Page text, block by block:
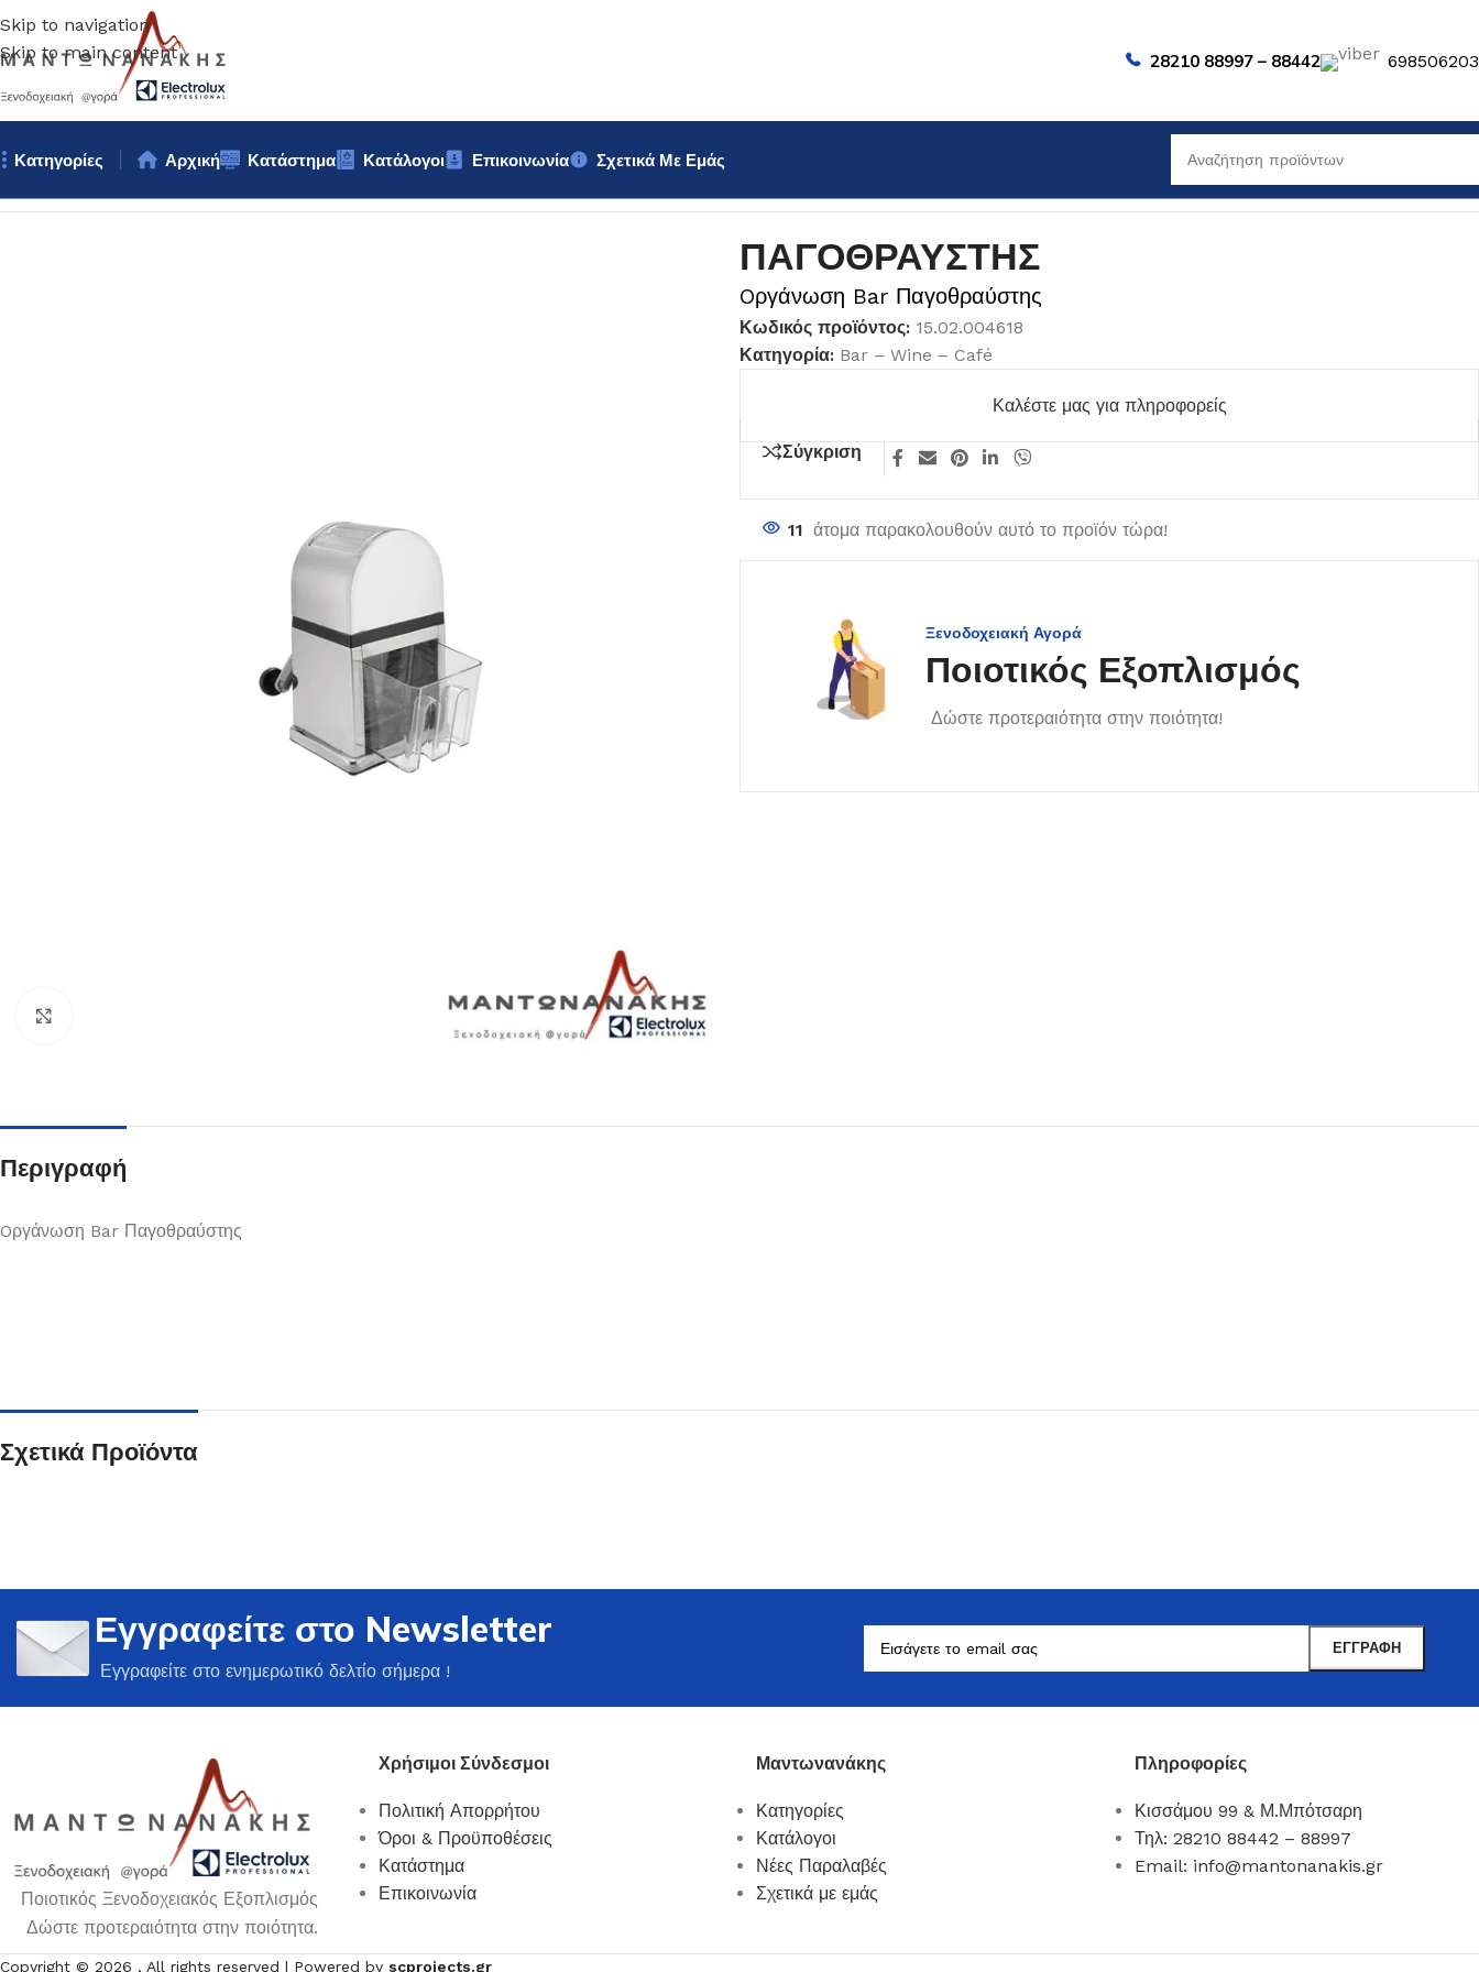
Skip to navigation
Skip to main content
28210 88997 – 88442
Κατηγορίες
Ποτήρια Βοηθητικά Σκεύη
Επιτραπέζια Είδη
Ότι χρειάζεστε εδώ !
Αρχική Κατάστημα Κατάλογοι Επικοινωνία
Σχετικά Με Εμάς
ΠΑΓΟΘΡΑΥΣΤΗΣ
Oργάνωση Bar Παγοθραύστης
Κωδικός προϊόντος: 15.02.004618
Κατηγορία: Bar – Wine – Café
Καλέστε μας για πληροφορείς
Σύγκριση
11 άτομα παρακολουθούν αυτό το προϊόν τώρα!
Ξενοδοχειακή Αγορά
Ποιοτικός Εξοπλισμός
Δώστε προτεραιότητα στην ποιότητα!
Περιγραφή
Oργάνωση Bar Παγοθραύστης
Σχετικά Προϊόντα
Εγγραφείτε στο Newsletter
Εγγραφείτε στο ενημερωτικό δελτίο σήμερα !
Ποιοτικός Ξενοδοχειακός Εξοπλισμός
Δώστε προτεραιότητα στην ποιότητα.
Χρήσιμοι Σύνδεσμοι
Πολιτική Απορρήτου
Όροι & Προϋποθέσεις
Κατάστημα
Επικοινωνία
Μαντωνανάκης
Κατηγορίες
Κατάλογοι
Νέες Παραλαβές
Σχετικά με εμάς
Πληροφορίες
Κισσάμου 99 & Μ.Μπότσαρη
Τηλ: 28210 88442 – 88997
Email: info@mantonanakis.gr
Copyright © 2026 , All rights reserved | Powered by scprojects.gr